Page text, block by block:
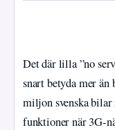
Det där lilla ”no
snart betyda mer
miljon svenska
funktioner när 3G-